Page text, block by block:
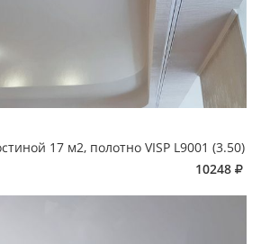
17 м2, полотно VISP L9001 (3.50)
10248